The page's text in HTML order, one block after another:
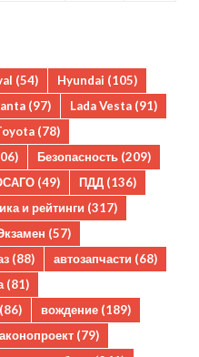
(54) Hyundai (105)
(97) Lada Vesta (91)
(78)
Безопасность (209)
(49) ПДД (136)
и рейтинги (317)
(57)
(88) автозапчасти (68)
(81)
(86) вождение (189)
(79)